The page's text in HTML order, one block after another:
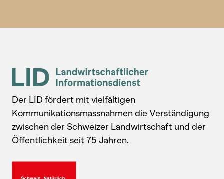
Der LID fördert mit vielfältigen
Kommunikationsmassnahmen die Verständigung
zwischen der Schweizer Landwirtschaft und der
Öffentlichkeit seit 75 Jahren.